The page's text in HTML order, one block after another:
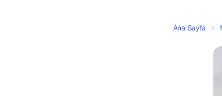
Ana Sayfa